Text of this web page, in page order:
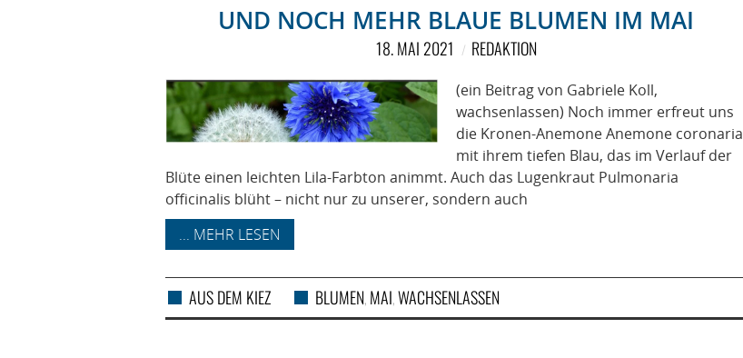
UND NOCH MEHR BLAUE BLUMEN IM MAI
18. MAI 2021 REDAKTION
(ein Beitrag von Gabriele Koll,
wachsenlassen) Noch immer erfreut uns
die Kronen-Anemone Anemone coronaria
mit ihrem tiefen Blau, das im Verlauf der
Blüte einen leichten Lila-Farbton animmt. Auch das Lugenkraut Pulmonaria
officinalis blüht – nicht nur zu unserer, sondern auch
... MEHR LESEN
AUS DEM KIEZ BLUMEN, MAI,WACHSENLASSEN